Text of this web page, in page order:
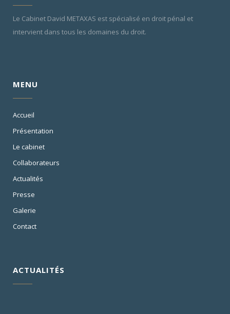
Le Cabinet David METAXAS est spécialisé en droit pénal et
intervient dans tous les domaines du droit.
MENU
Accueil
Présentation
Le cabinet
Collaborateurs
Actualités
Presse
Galerie
Contact
ACTUALITÉS